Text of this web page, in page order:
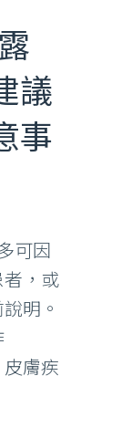
議
事
可因
，或
明。
膚疾